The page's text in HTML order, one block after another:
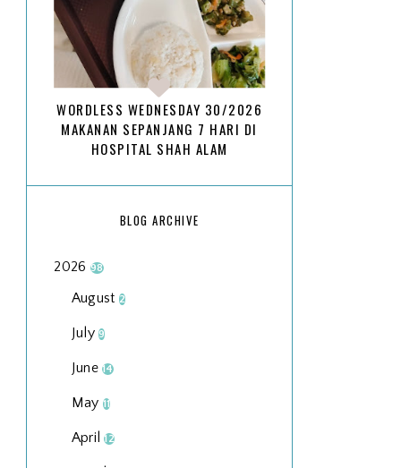
WORDLESS WEDNESDAY 30/2026
MAKANAN SEPANJANG 7 HARI DI
HOSPITAL SHAH ALAM
BLOG ARCHIVE
2026 98
August 2
July9
June14
May 11
April12